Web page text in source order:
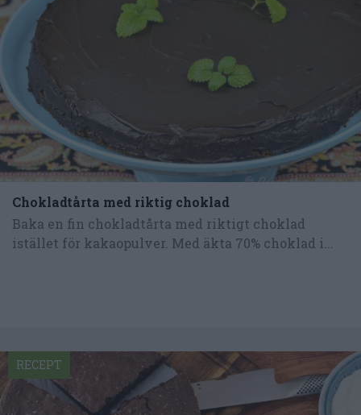
Chokladtårta med riktig choklad
Baka en fin chokladtårta med riktigt choklad
istället för kakaopulver. Med äkta 70% choklad i...
RECEPT